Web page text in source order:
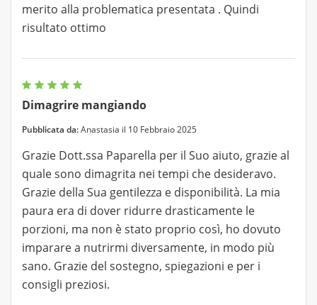
merito alla problematica presentata . Quindi
risultato ottimo
Dimagrire mangiando
Pubblicata da:Anastasia il 10 Febbraio 2025
Grazie Dott.ssa Paparella per il Suo aiuto, grazie al
quale sono dimagrita nei tempi che desideravo.
Grazie della Sua gentilezza e disponibilità. La mia
paura era di dover ridurre drasticamente le
porzioni, ma non è stato proprio così, ho dovuto
imparare a nutrirmi diversamente, in modo più
sano. Grazie del sostegno, spiegazioni e per i
consigli preziosi.